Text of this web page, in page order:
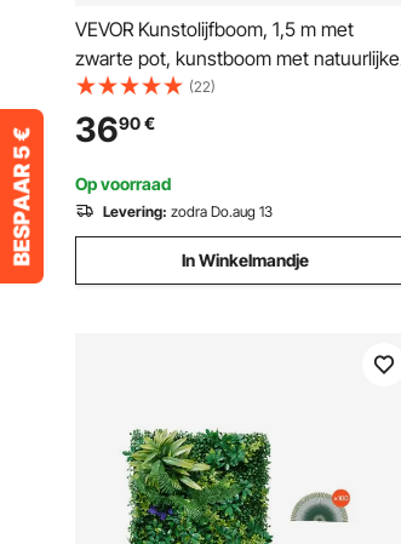
VEVOR Kunstolijfboom, 1,5 m met
zwarte pot, kunstboom met natuurlijke
houten stam en realistische groene
bladeren en vruchten, kunstplant voor
binnen, thuis, op kantoor en in de
woonkamer
(22)
3690€
Op voorraad
Levering: zodra Do.aug 13
In Winkelmandje